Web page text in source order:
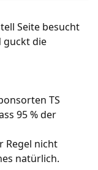
Seite besucht
guckt die
TS
95 % der
Regel nicht
natürlich.